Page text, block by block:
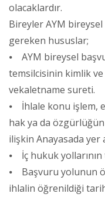
olacaklardır.
Bireyler AYM
gereken hususlar;
⦁ AYM bireysel
temsilcisinin kimlik
vekaletname sureti.
⦁ İhlale konu işlem,
hak ya da
ilişkin Anayasada yer
⦁ İç hukuk yollarının
⦁ Başvuru yolunun
ihlalin öğrenildiği